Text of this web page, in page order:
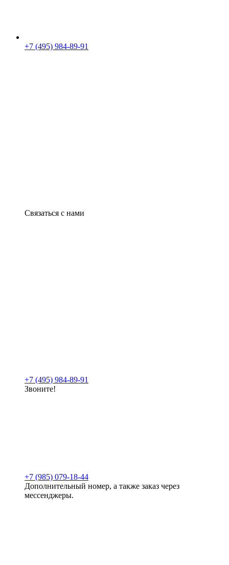
+7 (495) 984-89-91
Связаться с нами
+7 (495) 984-89-91
Звоните!
+7 (985) 079-18-44
Дополнительный номер, а также заказ через
мессенджеры.